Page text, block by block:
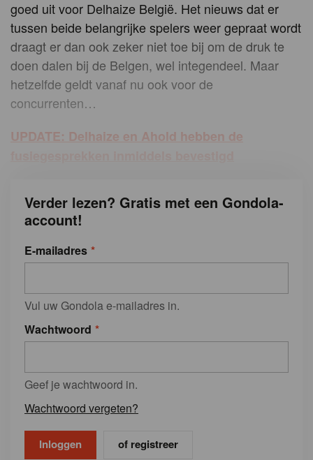
goed uit voor Delhaize België. Het nieuws dat er
tussen beide belangrijke spelers weer gepraat wordt
draagt er dan ook zeker niet toe bij om de druk te
doen dalen bij de Belgen, wel integendeel. Maar
hetzelfde geldt vanaf nu ook voor de
concurrenten…
UPDATE: Delhaize en Ahold hebben de
Verder lezen? Gratis met een Gondola-
account!
E-mailadres
Vul uw Gondola e-mailadres in.
Wachtwoord
Geef je wachtwoord in.
Wachtwoord vergeten?
of registreer